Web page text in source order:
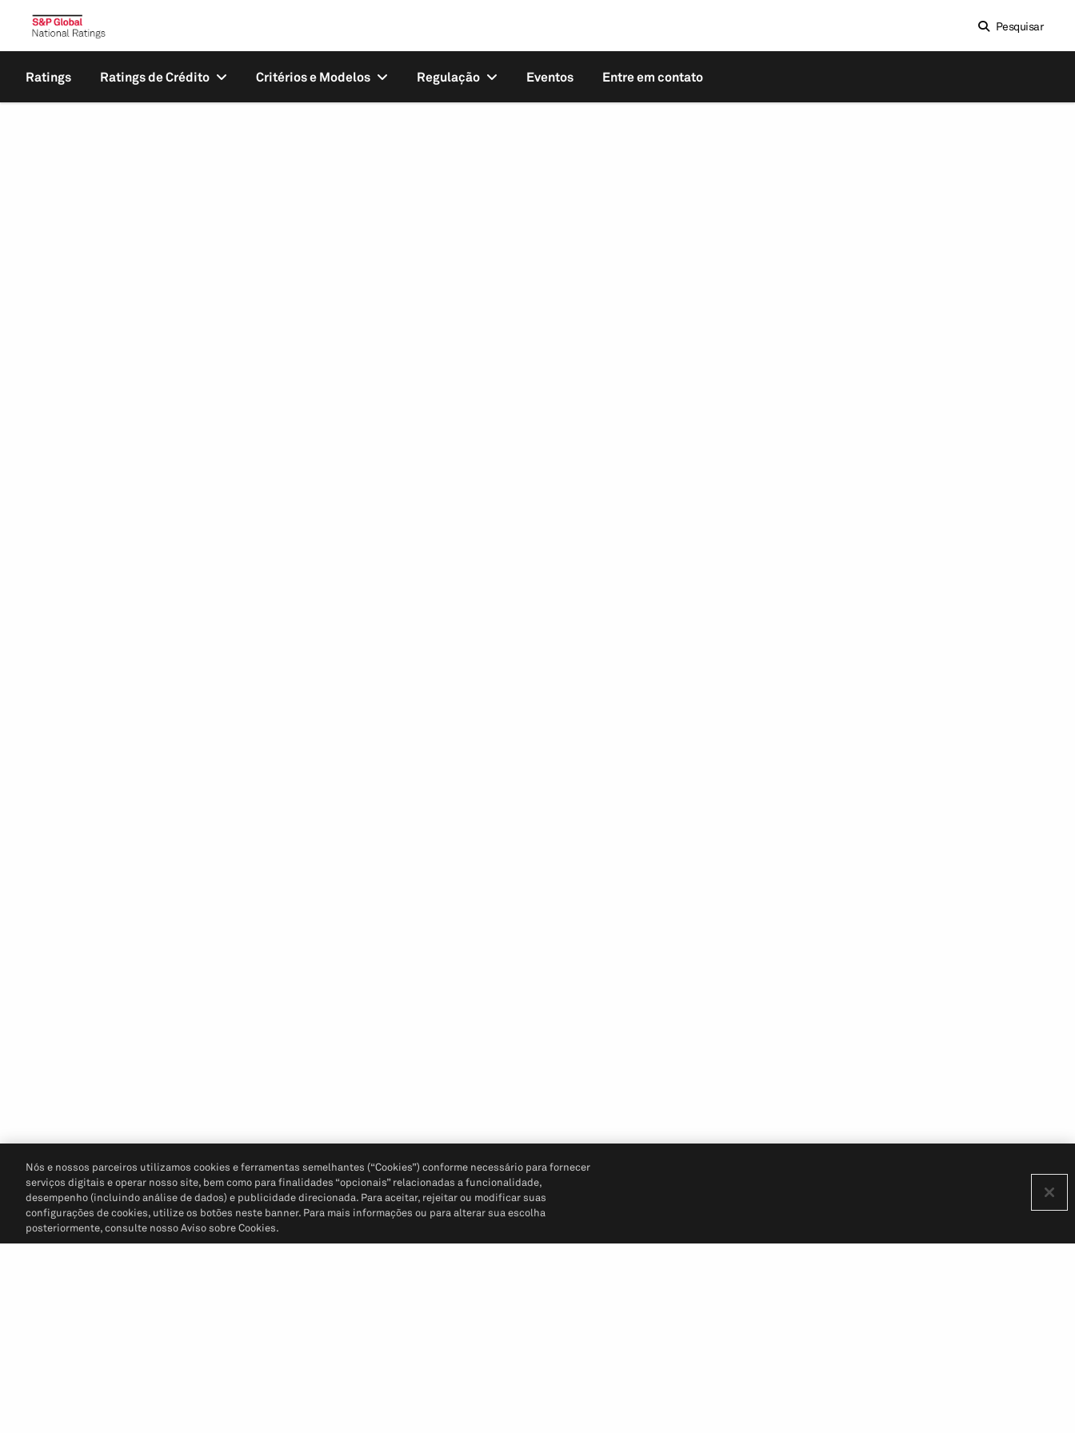
Pesquisar
Ratings Ratings de Crédito Critérios e Modelos Regulação Eventos Entre em contato
Nós e nossos parceiros utilizamos cookies e ferramentas semelhantes (“Cookies”) conforme necessário para fornecer
serviços digitais e operar nosso site, bem como para finalidades “opcionais” relacionadas a funcionalidade,
desempenho (incluindo análise de dados) e publicidade direcionada. Para aceitar, rejeitar ou modificar suas
configurações de cookies, utilize os botões neste banner. Para mais informações ou para alterar sua escolha
posteriormente, consulte nosso Aviso sobre Cookies.